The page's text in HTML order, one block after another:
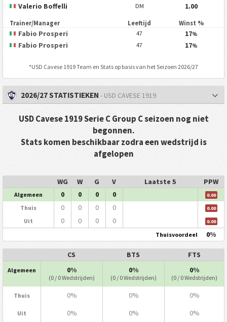
Valerio Boffelli
DM 1.00
Trainer/Manager Leeftijd Winst %
Fabio Prosperi 47 17%
Fabio Prosperi 47 17%
*USD Cavese 1919Team en Stats op basis van het Seizoen 2026/27
2026/27 STATISTIEKEN - USD CAVESE 1919
USD Cavese 1919 Serie C Group C seizoen nog niet
begonnen.
Stats komen beschikbaar zodra een wedstrijd is
afgelopen
WG W G V Laatste 5 PPW
Algemeen 0 0 0 0 0.00
Thuis 0 0 0 0 0.00
Uit 0 0 0 0 0.00
Thuisvoordeel 0%
CS BTS FTS
Algemeen 0%
(0 / 0 Wedstrijden)
0%
(0 / 0 Wedstrijden)
0%
(0 / 0 Wedstrijden)
Thuis 0% 0% 0%
Uit 0% 0% 0%